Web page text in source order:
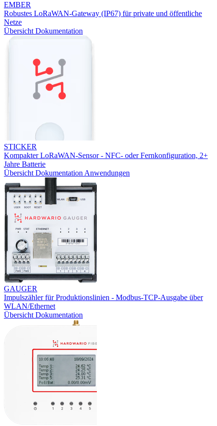
EMBER
Robustes LoRaWAN-Gateway (IP67) für private und öffentliche
Netze
Übersicht Dokumentation
STICKER
Kompakter LoRaWAN-Sensor - NFC- oder Fernkonfiguration, 2+
Jahre Batterie
Übersicht Dokumentation Anwendungen
GAUGER
Impulszähler für Produktionslinien - Modbus-TCP-Ausgabe über
WLAN/Ethernet
Übersicht Dokumentation